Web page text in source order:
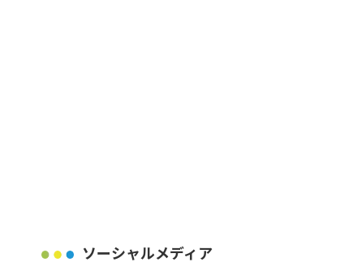
ソーシャルメディア